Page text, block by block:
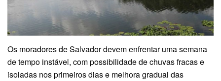
Os moradores de Salvador devem enfrentar uma semana
de tempo instável, com possibilidade de chuvas fracas e
isoladas nos primeiros dias e melhora gradual das